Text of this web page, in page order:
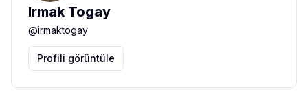
Irmak Togay
@irmaktogay
Profili görüntüle